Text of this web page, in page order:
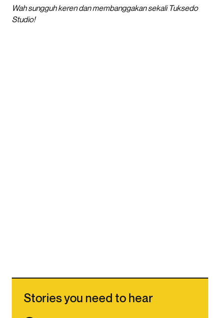
Wah sungguh keren dan membanggakan sekali Tuksedo
Studio!
Stories you need to hear